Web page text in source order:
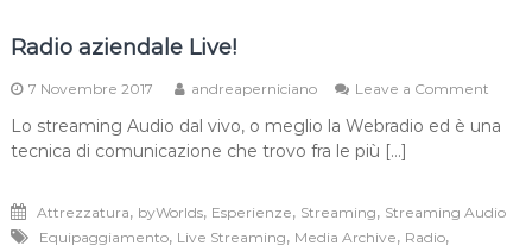
Radio aziendale Live!
7 Novembre 2017 andreaperniciano Leave a Comment
Lo streaming Audio dal vivo, o meglio la Webradio ed è una
tecnica di comunicazione che trovo fra le più […]
Attrezzatura, byWorlds, Esperienze, Streaming, Streaming Audio
Equipaggiamento, Live Streaming, Media Archive, Radio,